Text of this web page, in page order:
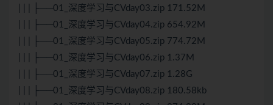
| | | ├──01_深度学习与CVday03.zip 171.52M
| | | ├──01_深度学习与CVday04.zip 654.92M
| | | ├──01_深度学习与CVday05.zip 774.72M
| | | ├──01_深度学习与CVday06.zip 1.37M
| | | ├──01_深度学习与CVday07.zip 1.28G
| | | ├──01_深度学习与CVday08.zip 180.58kb